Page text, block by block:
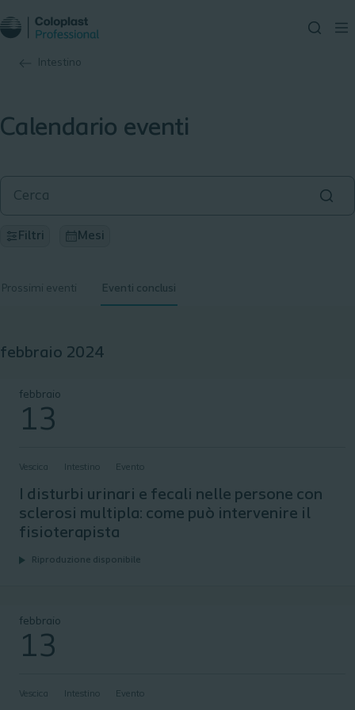
Intestino
Calendario eventi
Filtri Mesi
Prossimi eventi Eventi conclusi
febbraio 2024
I disturbi urinari e fecali nelle persone con sclerosi multipla:
febbraio
13
Vescica Intestino Evento
I disturbi urinari e fecali nelle persone con
sclerosi multipla: come può intervenire il
fisioterapista
Riproduzione disponibile
I disturbi urinari e fecali nelle persone con sclerosi multipla:
febbraio
13
Vescica Intestino Evento